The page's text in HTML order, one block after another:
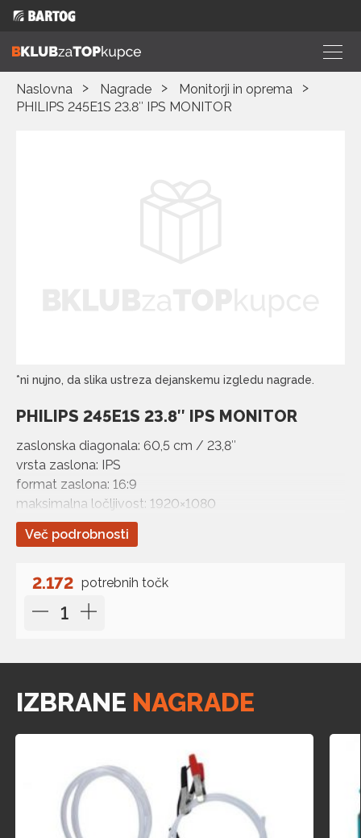
Naslovna Nagrade
Monitorji in oprema
PHILIPS 245E1S 23.8″ IPS MONITOR
*ni nujno, da slika ustreza dejanskemu izgledu nagrade.
PHILIPS 245E1S 23.8″ IPS MONITOR
zaslonska diagonala: 60,5 cm / 23,8″
vrsta zaslona: IPS
format zaslona: 16:9
maksimalna ločljivost: 1920×1080
osveževalna hitrost: 75Hz
odzivni čas: 4ms
svetlost: 250cd/m2
kot gledanja (vodoravno/navpično): 178°/…
Več podrobnosti
2.172 potrebnih točk
IZBRANE NAGRADE